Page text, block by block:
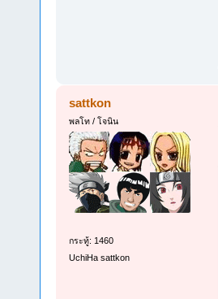
sattkon
พลโท / โจนิน
กระทู้: 1460
UchiHa sattkon